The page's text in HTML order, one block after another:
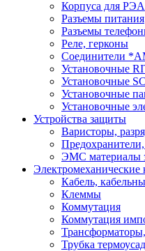
Корпуса для РЭА
Разъемы питания
Разъемы
Реле, герконы
Соединители
Установочные
Установочные
Установочные
Установочные
Устройства защиты
Варисторы,
ЭМС материалы
Кабель,
Клеммы
Коммутация
Коммутация
Трубка